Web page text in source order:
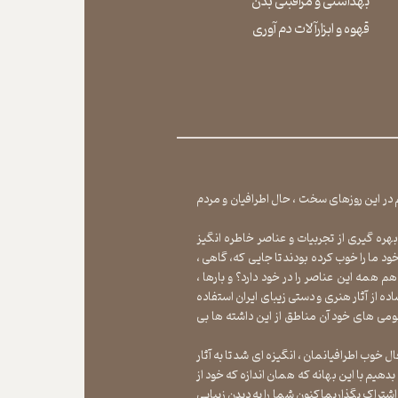
​​​​​​​قهوه و ابزارآلات دم آوری
در این روزهای سخت ، حال اطرافیان و مردم
گیری از تجربیات و عناصر خاطره انگیز
را خوب کرده بودند تا جایی که، گاهی ،
همه این عناصر را در خود دارد؟ و بارها ،
از آثار هنری و دستی زیبای ایران استفاده
های خود آن مناطق از این داشته ها بی
اطرافیانمان ، انگیزه ای شد تا به آثار
با این بهانه که همان اندازه که خود از